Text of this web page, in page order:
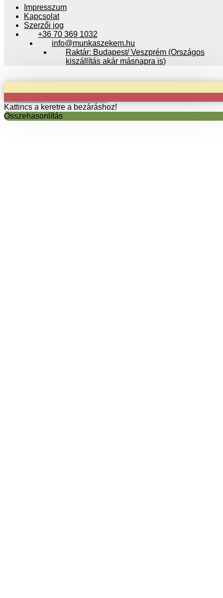
Impresszum
Kapcsolat
Szerzői jog
+36 70 369 1032
info@munkaszekem.hu
Raktár: Budapest/ Veszprém (Országos
kiszállítás akár másnapra is)
Kattincs a keretre a bezáráshoz!
Összehasonlítás